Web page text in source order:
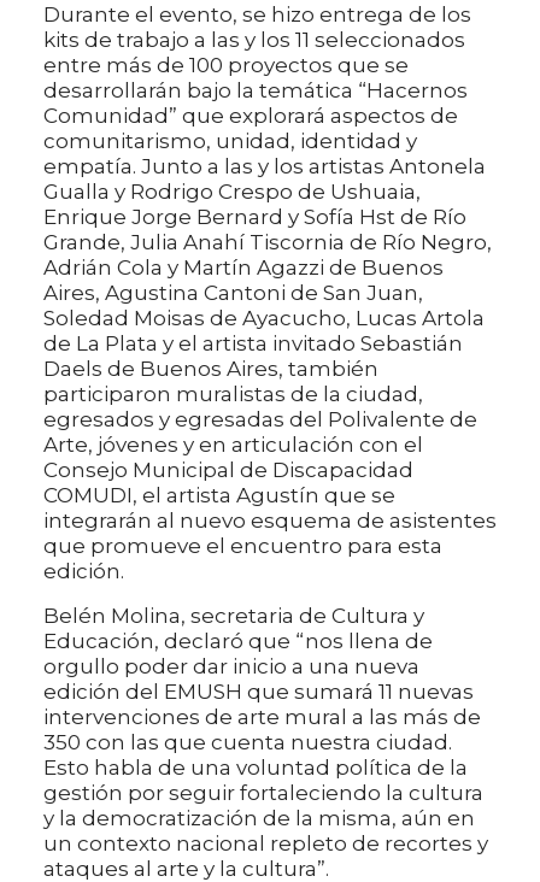
Durante el evento, se hizo entrega de los
kits de trabajo a las y los 11 seleccionados
entre más de 100 proyectos que se
desarrollarán bajo la temática “Hacernos
Comunidad” que explorará aspectos de
comunitarismo, unidad, identidad y
empatía. Junto a las y los artistas Antonela
Gualla y Rodrigo Crespo de Ushuaia,
Enrique Jorge Bernard y Sofía Hst de Río
Grande, Julia Anahí Tiscornia de Río Negro,
Adrián Cola y Martín Agazzi de Buenos
Aires, Agustina Cantoni de San Juan,
Soledad Moisas de Ayacucho, Lucas Artola
de La Plata y el artista invitado Sebastián
Daels de Buenos Aires, también
participaron muralistas de la ciudad,
egresados y egresadas del Polivalente de
Arte, jóvenes y en articulación con el
Consejo Municipal de Discapacidad
COMUDI, el artista Agustín que se
integrarán al nuevo esquema de asistentes
que promueve el encuentro para esta
edición.
Belén Molina, secretaria de Cultura y
Educación, declaró que “nos llena de
orgullo poder dar inicio a una nueva
edición del EMUSH que sumará 11 nuevas
intervenciones de arte mural a las más de
350 con las que cuenta nuestra ciudad.
Esto habla de una voluntad política de la
gestión por seguir fortaleciendo la cultura
y la democratización de la misma, aún en
un contexto nacional repleto de recortes y
ataques al arte y la cultura”.